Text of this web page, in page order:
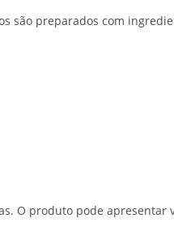
são preparados com
O produto pode